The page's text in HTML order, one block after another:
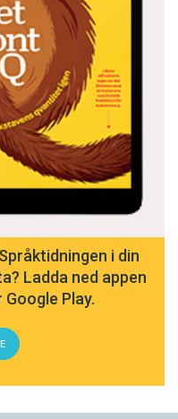
i din
Ladda ned appen
Play.